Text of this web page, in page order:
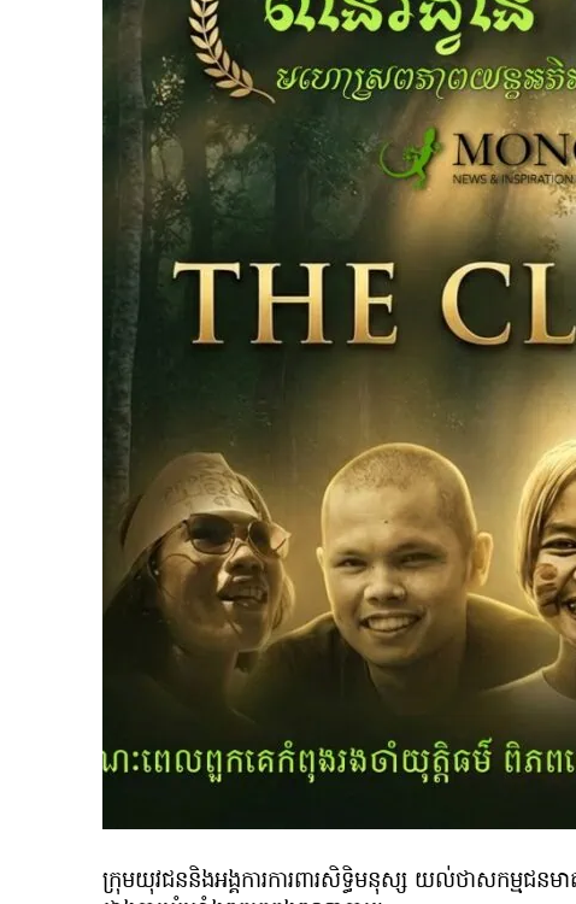
ក្រុមយុវជននិងអង្គការការពារសិទ្ធិមនុស្ស យល់ថាសកម្មជនម